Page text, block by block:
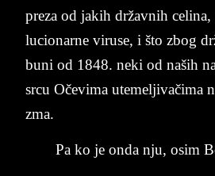
pre­za od ja­kih držav­nih
lu­cionar­ne­ vi­ru­se, i što ­zbog
bu­ni­ od 1848. neki od ­na­ših
srcu Očevi­ma ute­mel­ji­vačima
zma.
Pa ko je onda nju, osim